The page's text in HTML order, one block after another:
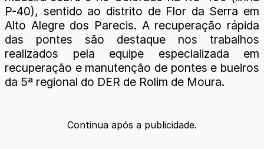
P-40), sentido ao distrito de Flor da Serra em
Alto Alegre dos Parecis. A recuperação rápida
das pontes são destaque nos trabalhos
realizados pela equipe especializada em
recuperação e manutenção de pontes e bueiros
da 5ª regional do DER de Rolim de Moura.
Continua após a publicidade.